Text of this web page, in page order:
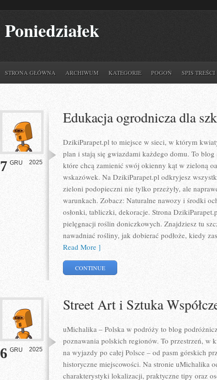
Poniedziałek
STRONA GŁÓWNA ARCHIWUM KATEGORIE POGOŃ SPIS TREŚCI
7 GRU 2025
Edukacja ogrodnicza dla
DzikiParapet.pl to miejsce w sieci, w którym
plan i stają się gwiazdami każdego domu. To
które chcą zamienić swój okienny kąt w zieloną
wskazówek. Na DzikiParapet.pl odkryjesz
zieloni podopieczni nie tylko przeżyły, ale
warunkach. Zobacz: Naturalne nawozy i środki
osłonki, tabliczki, dekoracje. Strona
pielęgnacji roślin doniczkowych. Znajdziesz tu
nawadniać rośliny, jak dobierać podłoże, kiedy
Read More ]
CONTINUE
6 GRU 2025
Street Art i Sztuka
uMichalika – Polska w podróży to blog
poznawania polskich regionów. To przestrzeń, w
na wyjazdy po całej Polsce – od pasm górskich
historyczne miejscowości. Na stronie uMichalika
charakterystyki lokalizacji, praktyczne tipy oraz